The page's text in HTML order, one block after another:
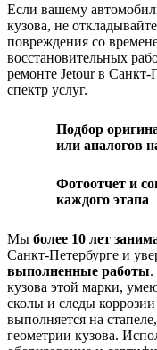
Если вашему
кузова, не
повреждения со
восстановительных
ремонте Jetour в
спектр услуг.
Подбор
или аналогов
Фотоотчет и
каждого этапа
Мы более 10 лет
Санкт-Петербурге и
выполненные работы.
кузова этой марки,
сколы и следы
выполняется на
геометрии кузова.